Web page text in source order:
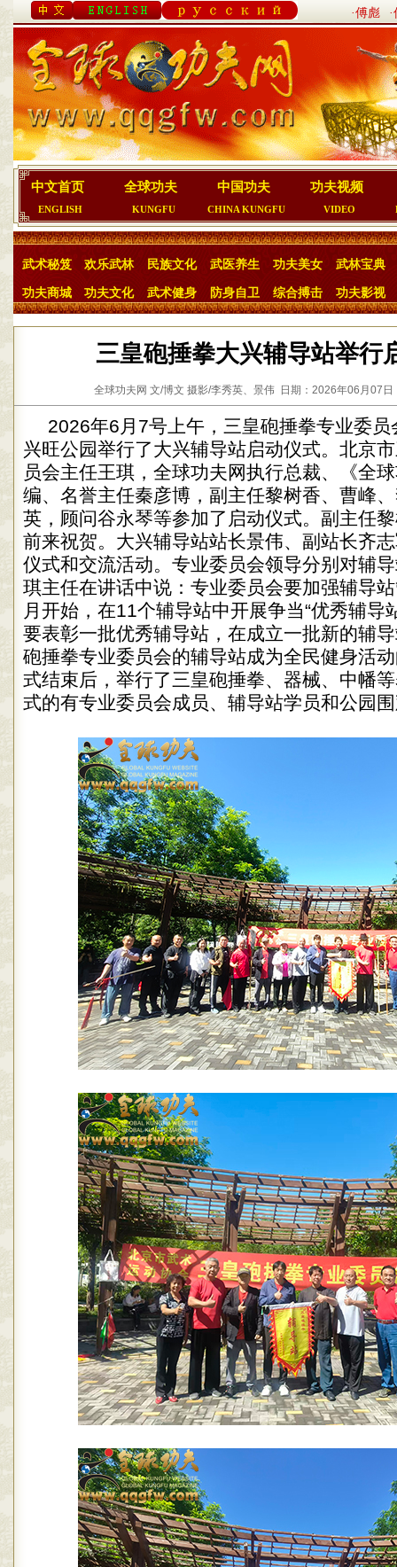
·傅彪
中文首页
ENGLISH
全球功夫
KUNGFU
中国功夫
CHINA KUNGFU
功夫视频
VIDEO
武术秘笈 欢乐武林 民族文化 武医养生 功夫美女 武林宝典
功夫商城 功夫文化 武术健身 防身自卫 综合搏击 功夫影视
三皇砲捶拳大兴辅导站举行
全球功夫网 文/博文 摄影/李秀英、景伟 日期：2026年06月07
2026年6月7号上午，三皇砲捶拳专业委
兴旺公园举行了大兴辅导站启动仪式。北京
员会主任王琪，全球功夫网执行总裁、《全
编、名誉主任秦彦博，副主任黎树香、曹峰
英，顾问谷永琴等参加了启动仪式。副主任
前来祝贺。大兴辅导站站长景伟、副站长齐
仪式和交流活动。专业委员会领导分别对辅
琪主任在讲话中说：专业委员会要加强辅导
月开始，在11个辅导站中开展争当“优秀辅导
要表彰一批优秀辅导站，在成立一批新的辅
砲捶拳专业委员会的辅导站成为全民健身活
式结束后，举行了三皇砲捶拳、器械、中幡
式的有专业委员会成员、辅导站学员和公园